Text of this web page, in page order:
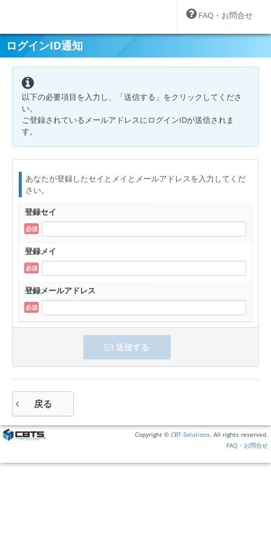
FAQ・お問合せ
ログインID通知
以下の必要項目を入力し、「送信する」をクリックしてくださ
い。
ご登録されているメールアドレスにログインIDが送信されま
す。
あなたが登録したセイとメイとメールアドレスを入力してくだ
さい。
登録セイ
登録メイ
登録メールアドレス
送信する
戻る
Copyright © CBT-Solutions. All rights reserved.
FAQ・お問合せ